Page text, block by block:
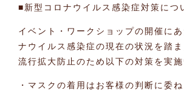
■新型コロナウイルス感染症対策につ
イベント・ワークショップの開催に
ナウイルス感染症の現在の状況を踏
流行拡大防止のため以下の対策を実施
・マスクの着用はお客様の判断に委